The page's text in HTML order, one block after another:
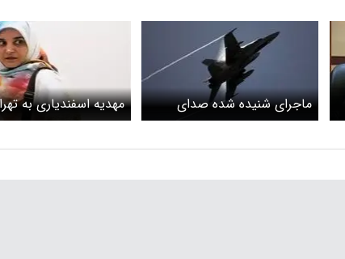
ماجرای شنیده شده صدای
جنگنده در آسمان تهران چه
مهدیه اسفندیاری به
شد